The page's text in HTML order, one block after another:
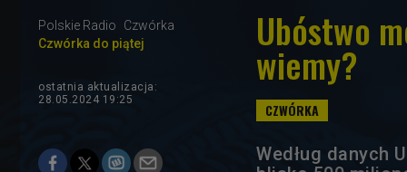
Polskie Radio
Czwórka
Czwórka do piątej
Ubóstwo
wiemy?
ostatnia aktualizacja:
28.05.2024 19:25
Według danych